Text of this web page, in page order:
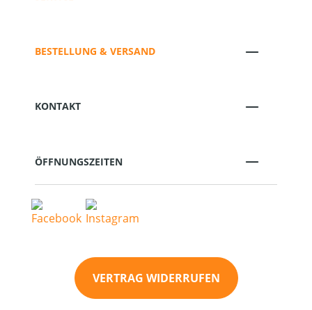
BESTELLUNG & VERSAND
KONTAKT
ÖFFNUNGSZEITEN
VERTRAG WIDERRUFEN